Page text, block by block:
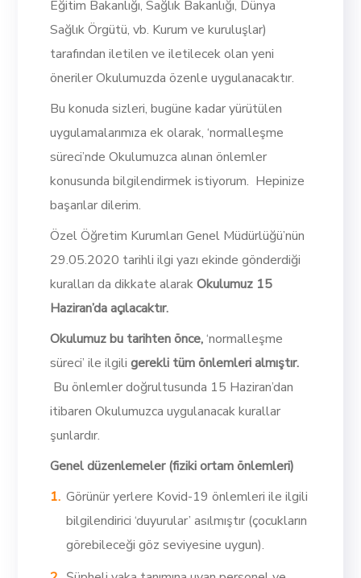
Eğitim Bakanlığı, Sağlık Bakanlığı, Dünya
Sağlık Örgütü, vb. Kurum ve kuruluşlar)
tarafından iletilen ve iletilecek olan yeni
öneriler Okulumuzda özenle uygulanacaktır.
Bu konuda sizleri, bugüne kadar yürütülen
uygulamalarımıza ek olarak, ‘normalleşme
süreci’nde Okulumuzca alınan önlemler
konusunda bilgilendirmek istiyorum. Hepinize
başarılar dilerim.
Özel Öğretim Kurumları Genel Müdürlüğü’nün
29.05.2020 tarihli ilgi yazı ekinde gönderdiği
kuralları da dikkate alarakOkulumuz 15
Haziran’da açılacaktır.
Okulumuz bu tarihten önce,‘normalleşme
süreci’ ile ilgili gerekli tüm önlemleri almıştır.
Bu önlemler doğrultusunda 15 Haziran’dan
itibaren Okulumuzca uygulanacak kurallar
şunlardır.
Genel düzenlemeler (fiziki ortam önlemleri)
Görünür yerlere Kovid-19 önlemleri ile ilgili
bilgilendirici ‘duyurular’ asılmıştır (çocukların
görebileceği göz seviyesine uygun).